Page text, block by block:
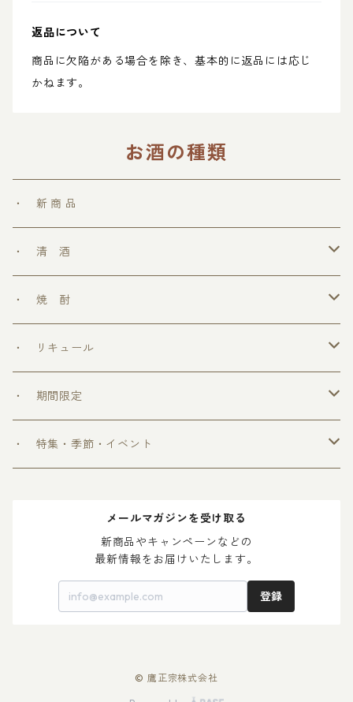
返品について
商品に欠陥がある場合を除き、基本的に返品には応じ
かねます。
お酒の種類
・ 新 商 品
・ 清 酒
勝鷹
・ 焼 酎
＞ めちゃうまシリーズ
・ リキュール
＞ ウフフの乳酸菌シリーズ
＞ 爽和場シリーズ
・ 期間限定
＞ 爽和場セット
・ 特集・季節・イベント
＞ 母の日 2024
メールマガジンを受け取る
新商品やキャンペーンなどの
最新情報をお届けいたします。
登録
© 鷹正宗株式会社